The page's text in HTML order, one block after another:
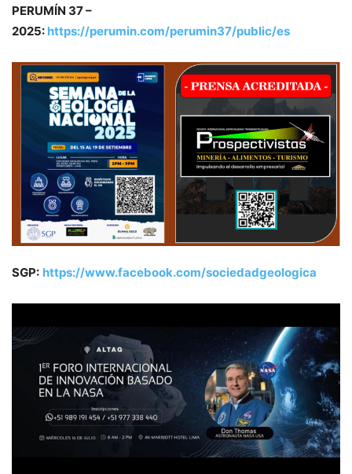
PERUMÍN 37 –
2025: https://perumin.com/perumin37/public/es
SGP: https://www.facebook.com/sociedadgeologica